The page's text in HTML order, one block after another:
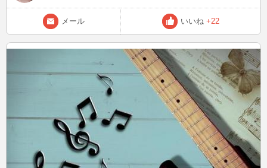
メール いいね +22